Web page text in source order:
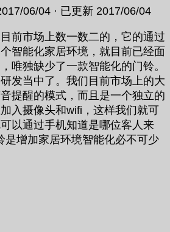
06/04 · 已更新 2017/06/04
前市场上数一数二的，它的通过
智能化家居环境，就目前已经面
唯独缺少了一款智能化的门铃。
发当中了。我们目前市场上的大
提醒的模式，而且是一个独立的
入摄像头和wifi，这样我们就可
以通过手机知道是哪位客人来
是增加家居环境智能化必不可少